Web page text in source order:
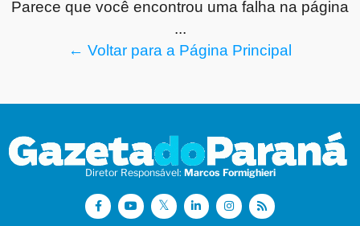
Parece que você encontrou uma falha na página
...
← Voltar para a Página Principal
Diretor Responsável: Marcos Formighieri